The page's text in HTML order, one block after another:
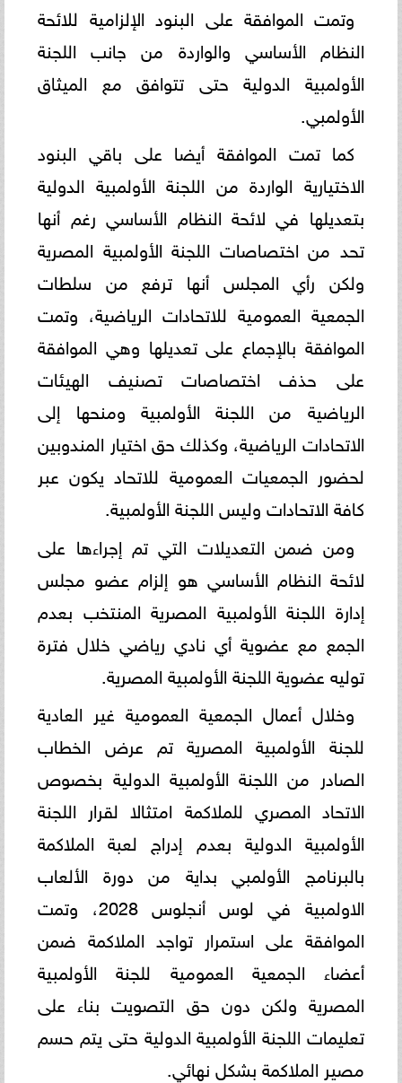
وتمت الموافقة على البنود الإلزامية للائحة
النظام الأساسي والواردة من جانب اللجنة
الأولمبية الدولية حتى تتوافق مع الميثاق
الأولمبي.
كما تمت الموافقة أيضا على باقي البنود
الاختيارية الواردة من اللجنة الأولمبية الدولية
بتعديلها في لائحة النظام الأساسي رغم أنها
تحد من اختصاصات اللجنة الأولمبية المصرية
ولكن رأي المجلس أنها ترفع من سلطات
الجمعية العمومية للاتحادات الرياضية، وتمت
الموافقة بالإجماع على تعديلها وهي الموافقة
على حذف اختصاصات تصنيف الهيئات
الرياضية من اللجنة الأولمبية ومنحها إلى
الاتحادات الرياضية، وكذلك حق اختيار المندوبين
لحضور الجمعيات العمومية للاتحاد يكون عبر
كافة الاتحادات وليس اللجنة الأولمبية.
ومن ضمن التعديلات التي تم إجراءها على
لائحة النظام الأساسي هو إلزام عضو مجلس
إدارة اللجنة الأولمبية المصرية المنتخب بعدم
الجمع مع عضوية أي نادي رياضي خلال فترة
توليه عضوية اللجنة الأولمبية المصرية.
وخلال أعمال الجمعية العمومية غير العادية
للجنة الأولمبية المصرية تم عرض الخطاب
الصادر من اللجنة الأولمبية الدولية بخصوص
الاتحاد المصري للملاكمة امتثالا لقرار اللجنة
الأولمبية الدولية بعدم إدراج لعبة الملاكمة
بالبرنامج الأولمبي بداية من دورة الألعاب
الاولمبية في لوس أنجلوس 2028، وتمت
الموافقة على استمرار تواجد الملاكمة ضمن
أعضاء الجمعية العمومية للجنة الأولمبية
المصرية ولكن دون حق التصويت بناء على
تعليمات اللجنة الأولمبية الدولية حتى يتم حسم
مصير الملاكمة بشكل نهائي.